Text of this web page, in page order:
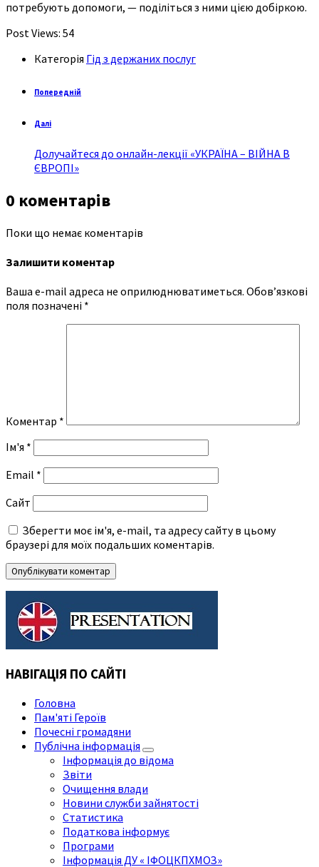
потребують допомоги, — поділіться з ними цією добіркою.
Post Views: 54
Категорія Гід з держаних послуг
Попередній
Далі
Долучайтеся до онлайн-лекції «УКРАЇНА – ВІЙНА В
ЄВРОПІ»
0 коментарів
Поки що немає коментарів
Залишити коментар
Ваша e-mail адреса не оприлюднюватиметься. Обов’язкові
поля позначені *
Коментар *
Ім'я *
Email *
Сайт
Зберегти моє ім'я, e-mail, та адресу сайту в цьому
браузері для моїх подальших коментарів.
НАВІГАЦІЯ ПО САЙТІ
Головна
Пам'яті Героїв
Почесні громадяни
Публічна інформація
Інформація до відома
Звіти
Очищення влади
Новини служби зайнятості
Статистика
Податкова інформує
Програми
Інформація ДУ « ІФОЦКПХМОЗ»